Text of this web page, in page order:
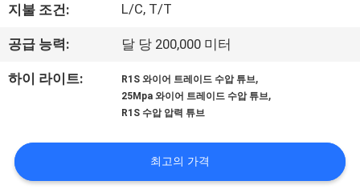
견
학
질
관
지불 조건: L/C, T/T
공급 능력: 달 당 200,000 미터
하이 라이트: R1S 와이어 트레이드 수압 튜브,
25Mpa 와이어 트레이드 수압 튜브,
R1S 수압 압력 튜브
최고의 가격